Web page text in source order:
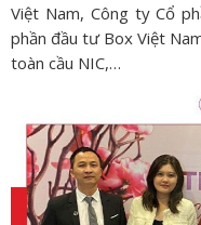
Việt Nam, Công ty Cổ
phần đầu tư Box Việt
toàn cầu NIC,…